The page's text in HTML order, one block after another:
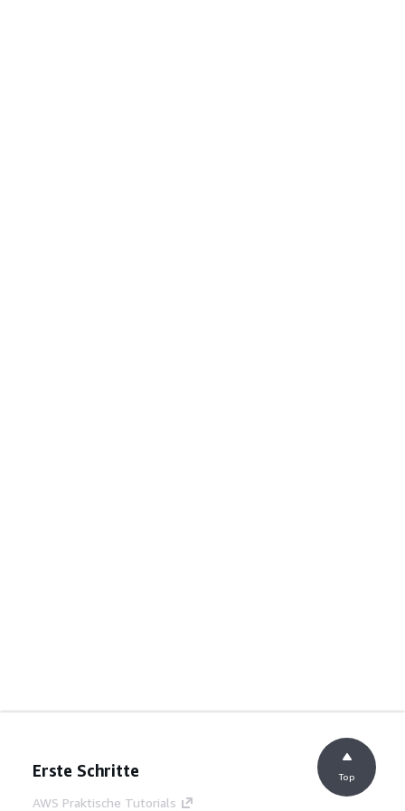
Erste Schritte
AWS Praktische Tutorials
Top